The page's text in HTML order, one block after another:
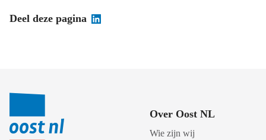
Deel deze pagina
Over Oost NL
Wie zijn wij